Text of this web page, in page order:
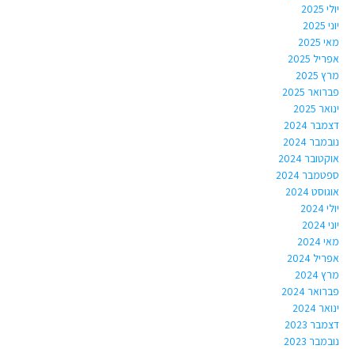
יולי 2025
יוני 2025
מאי 2025
אפריל 2025
מרץ 2025
פברואר 2025
ינואר 2025
דצמבר 2024
נובמבר 2024
אוקטובר 2024
ספטמבר 2024
אוגוסט 2024
יולי 2024
יוני 2024
מאי 2024
אפריל 2024
מרץ 2024
פברואר 2024
ינואר 2024
דצמבר 2023
נובמבר 2023